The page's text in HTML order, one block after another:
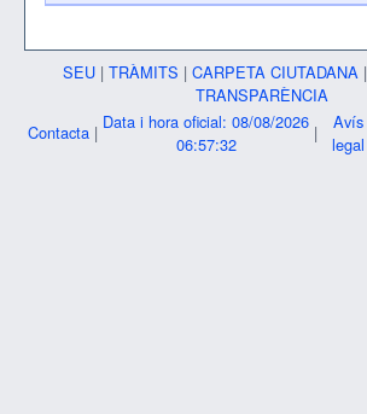
SEU | TRÀMITS | CARPETA CIUTADANA |
TRANSPARÈNCIA
Contacta | Data i hora oficial: 08/08/2026
06:57:32
|
Avís
legal